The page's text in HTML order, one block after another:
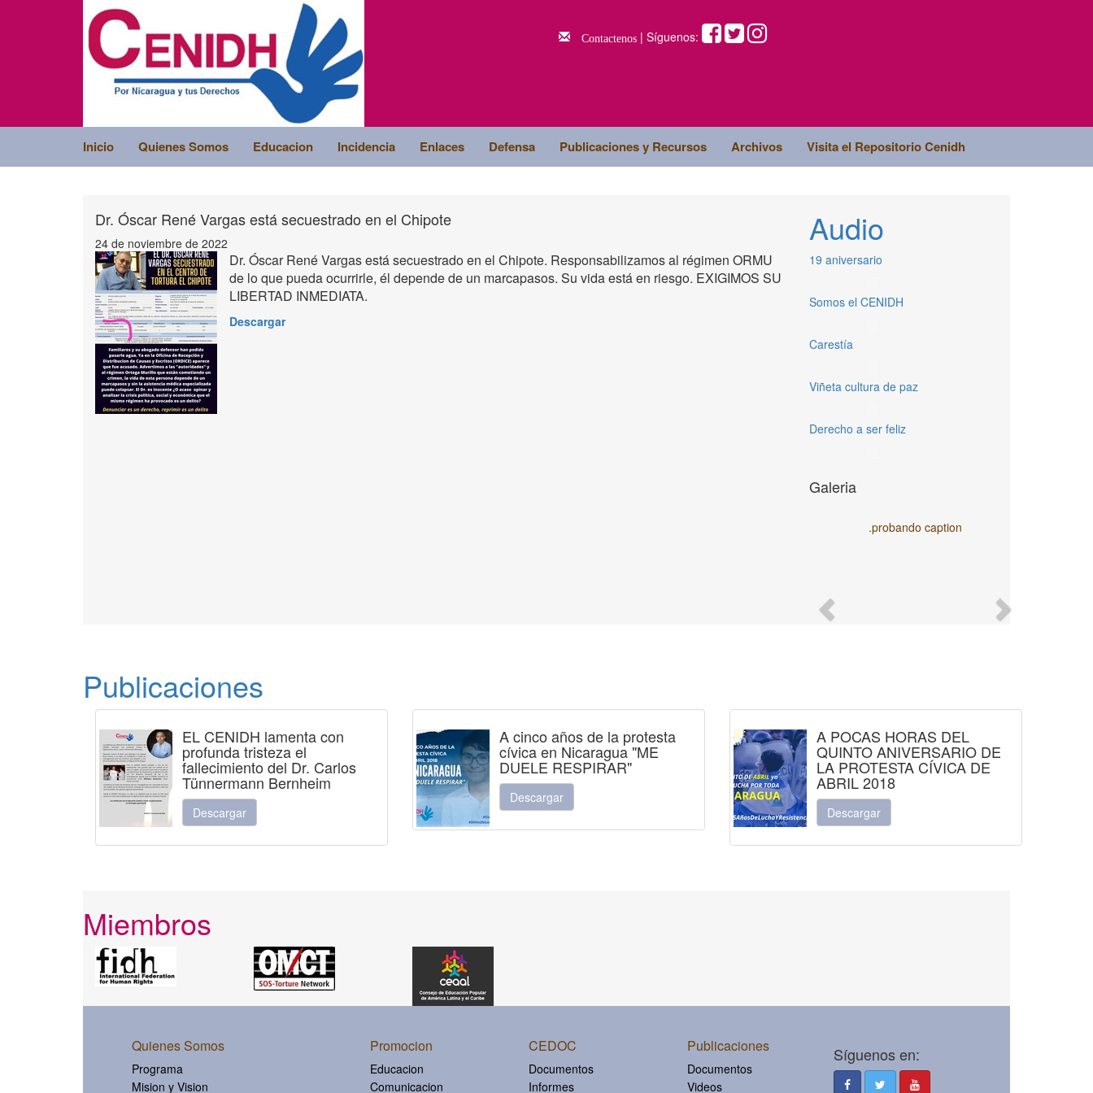
Contactenos | Síguenos:
Inicio Quienes Somos Educacion Incidencia Enlaces Defensa Publicaciones y Recursos Archivos Visita el Repositorio Cenidh
Dr. Óscar René Vargas está secuestrado en el Chipote
24 de noviembre de 2022
Dr. Óscar René Vargas está secuestrado en el Chipote. Responsabilizamos al régimen ORMU
de lo que pueda ocurrirle, él depende de un marcapasos. Su vida está en riesgo. EXIGIMOS SU
LIBERTAD INMEDIATA.
Descargar
Audio
19 aniversario
Somos el CENIDH
Carestía
Viñeta cultura de paz
Derecho a ser feliz
Galeria
.probando caption
Previous
Publicaciones
EL CENIDH lamenta con
profunda tristeza el
fallecimiento del Dr. Carlos
Tünnermann Bernheim
Descargar
A cinco años de la protesta
cívica en Nicaragua "ME
DUELE RESPIRAR"
Descargar
A POCAS HORAS DEL
QUINTO ANIVERSARIO DE
LA PROTESTA CÍVICA DE
ABRIL 2018
Descargar
Miembros
Quienes Somos
Programa
Mision y Vision
Promocion
Educacion
Comunicacion
CEDOC
Documentos
Informes
Publicaciones
Documentos
Videos
Síguenos en: